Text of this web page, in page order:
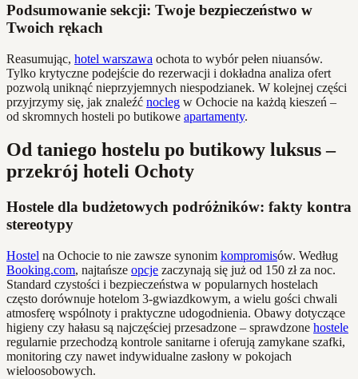
Podsumowanie sekcji: Twoje bezpieczeństwo w
Twoich rękach
Reasumując, hotel warszawa ochota to wybór pełen niuansów.
Tylko krytyczne podejście do rezerwacji i dokładna analiza ofert
pozwolą uniknąć nieprzyjemnych niespodzianek. W kolejnej części
przyjrzymy się, jak znaleźć nocleg w Ochocie na każdą kieszeń –
od skromnych hosteli po butikowe apartamenty.
Od taniego hostelu po butikowy luksus –
przekrój hoteli Ochoty
Hostele dla budżetowych podróżników: fakty kontra
stereotypy
Hostel na Ochocie to nie zawsze synonim kompromisów. Według
Booking.com, najtańsze opcje zaczynają się już od 150 zł za noc.
Standard czystości i bezpieczeństwa w popularnych hostelach
często dorównuje hotelom 3-gwiazdkowym, a wielu gości chwali
atmosferę wspólnoty i praktyczne udogodnienia. Obawy dotyczące
higieny czy hałasu są najczęściej przesadzone – sprawdzone hostele
regularnie przechodzą kontrole sanitarne i oferują zamykane szafki,
monitoring czy nawet indywidualne zasłony w pokojach
wieloosobowych.